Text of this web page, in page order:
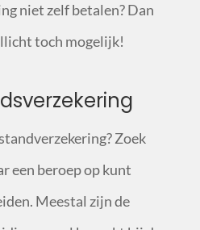
niet zelf betalen? Dan
toch mogelijk!
Zoek
een beroep op kunt
Meestal zijn de